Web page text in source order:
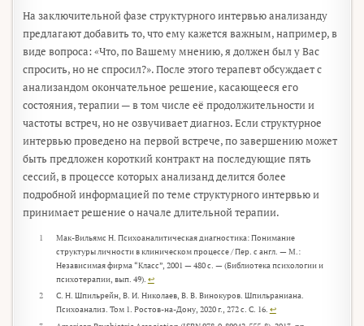
На заключительной фазе структурного интервью анализанду
предлагают добавить то, что ему кажется важным, например, в
виде вопроса: «Что, по Вашему мнению, я должен был у Вас
спросить, но не спросил?». После этого терапевт обсуждает с
анализандом окончательное решение, касающееся его
состояния, терапии — в том числе её продолжительности и
частоты встреч, но не озвучивает диагноз. Если структурное
интервью проведено на первой встрече, по завершению может
быть предложен короткий контракт на последующие пять
сессий, в процессе которых анализанд делится более
подробной информацией по теме структурного интервью и
принимает решение о начале длительной терапии.
1
Мак-Вильямс Н. Психоаналитическая диагностика: Понимание
структуры личности в клиническом процессе / Пер. с англ. — М.:
Независимая фирма “Класс”, 2001 — 480 с. — (Библиотека психологии и
психотерапии, вып. 49). ↩︎
2
С. Н. Шпильрейн, В. И. Николаев, В. В. Винокуров. Шпильраниана.
Психоанализ. Том 1. Ростов-на-Дону, 2020 г., 272 с. С. 16. ↩︎